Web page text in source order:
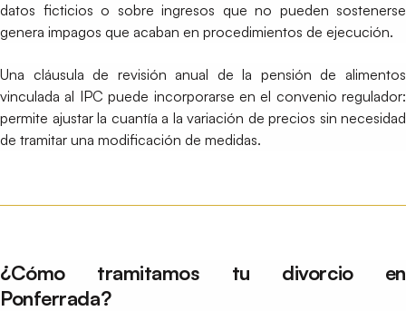
datos ficticios o sobre ingresos que no pueden sostenerse
genera impagos que acaban en procedimientos de ejecución.
Una cláusula de revisión anual de la pensión de alimentos
vinculada al IPC puede incorporarse en el convenio regulador:
permite ajustar la cuantía a la variación de precios sin necesidad
de tramitar una modificación de medidas.
¿Cómo tramitamos tu divorcio en
Ponferrada?